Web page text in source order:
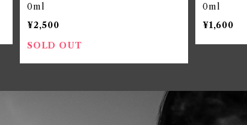
0ml
¥2,500
SOLD OUT
0ml
¥1,600